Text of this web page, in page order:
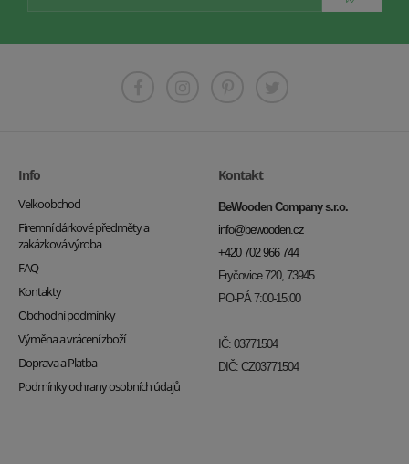
Info
Velkoobchod
Firemní dárkové předměty a
zakázková výroba
FAQ
Kontakty
Obchodní podmínky
Výměna a vrácení zboží
Doprava a Platba
Podmínky ochrany osobních údajů
Kontakt
BeWooden Company s.r.o.
info@bewooden.cz
+420 702 966 744
Fryčovice 720, 73945
PO-PÁ 7:00-15:00
IČ: 03771504
DIČ: CZ03771504